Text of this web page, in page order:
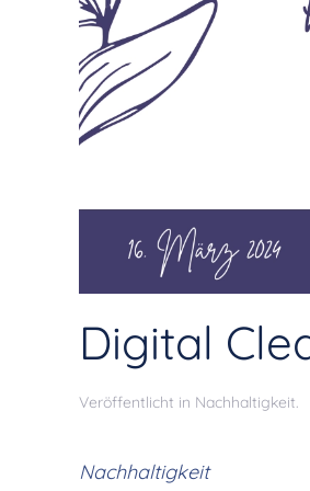
Digital
Veröffentlicht in Nachhaltigkeit.
Nachhaltigkeit